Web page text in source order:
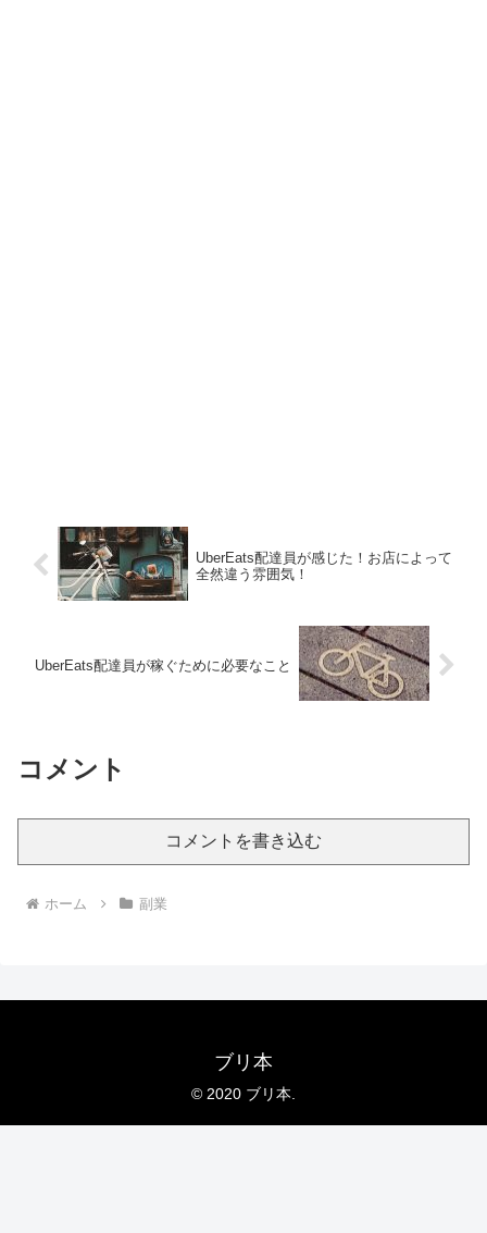
UberEats配達員が感じた！お店によって
全然違う雰囲気！
UberEats配達員が稼ぐために必要なこと
コメント
コメントを書き込む
ホーム 副業
ブリ本
© 2020 ブリ本.